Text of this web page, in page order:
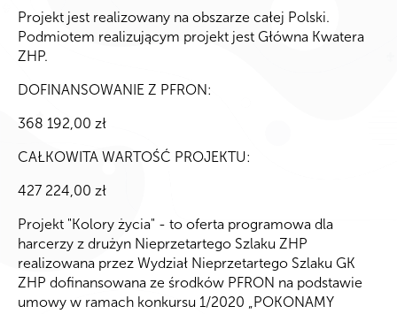
Projekt jest realizowany na obszarze całej Polski.
Podmiotem realizującym projekt jest Główna Kwatera
ZHP.
DOFINANSOWANIE Z PFRON:
368 192,00 zł
CAŁKOWITA WARTOŚĆ PROJEKTU:
427 224,00 zł
Projekt "Kolory życia" - to oferta programowa dla
harcerzy z drużyn Nieprzetartego Szlaku ZHP
realizowana przez Wydział Nieprzetartego Szlaku GK
ZHP dofinansowana ze środków PFRON na podstawie
umowy w ramach konkursu 1/2020 „POKONAMY